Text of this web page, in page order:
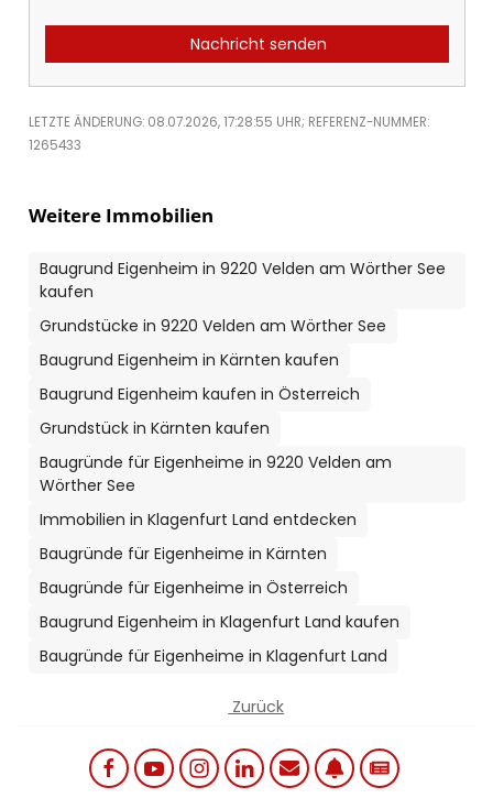
Nachricht senden
LETZTE ÄNDERUNG: 08.07.2026, 17:28:55 UHR; REFERENZ-NUMMER:
1265433
Weitere Immobilien
Baugrund Eigenheim in 9220 Velden am Wörther See
kaufen
Grundstücke in 9220 Velden am Wörther See
Baugrund Eigenheim in Kärnten kaufen
Baugrund Eigenheim kaufen in Österreich
Grundstück in Kärnten kaufen
Baugründe für Eigenheime in 9220 Velden am
Wörther See
Immobilien in Klagenfurt Land entdecken
Baugründe für Eigenheime in Kärnten
Baugründe für Eigenheime in Österreich
Baugrund Eigenheim in Klagenfurt Land kaufen
Baugründe für Eigenheime in Klagenfurt Land
Zurück
Social links menu